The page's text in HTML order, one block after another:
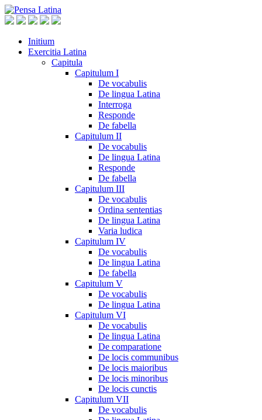
Initium
Exercitia Latina
Capitula
Capitulum I
De vocabulis
De lingua Latina
Interroga
Responde
De fabella
Capitulum II
De vocabulis
De lingua Latina
Responde
De fabella
Capitulum III
De vocabulis
Ordina sententias
De lingua Latina
Varia ludica
Capitulum IV
De vocabulis
De lingua Latina
De fabella
Capitulum V
De vocabulis
De lingua Latina
Capitulum VI
De vocabulis
De lingua Latina
De comparatione
De locis communibus
De locis maioribus
De locis minoribus
De locis cunctis
Capitulum VII
De vocabulis